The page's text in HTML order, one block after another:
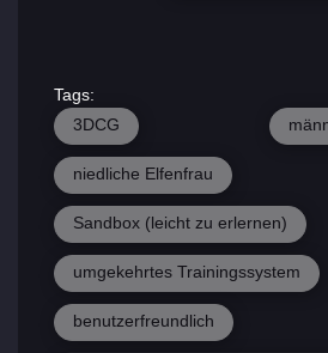
Tags:
3DCG
niedliche Elfenfrau
Sandbox (leicht zu erlernen)
umgekehrtes Trainingssystem
benutzerfreundlich